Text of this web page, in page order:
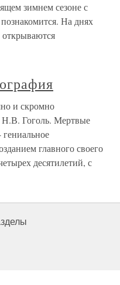
зимнем сезоне с
На днях
и скромно
Гоголь. Мертвые
главного своего
десятилетий, с